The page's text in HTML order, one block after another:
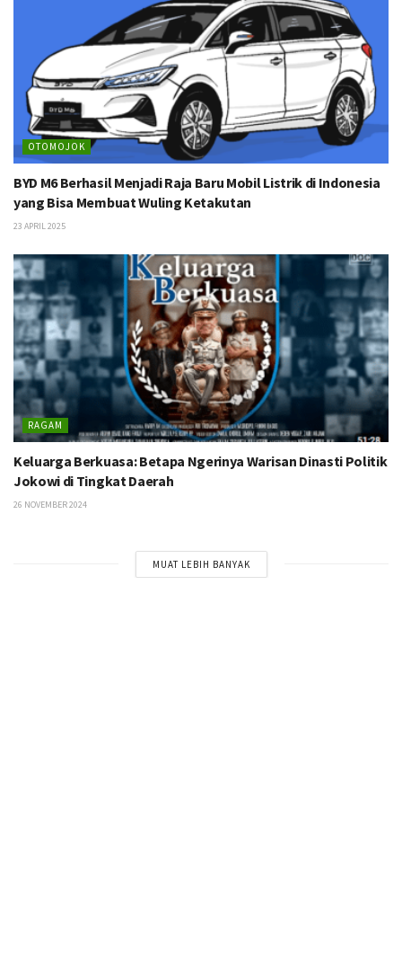
OTOMOJOK
BYD M6 Berhasil Menjadi Raja Baru Mobil Listrik di Indonesia
yang Bisa Membuat Wuling Ketakutan
23 APRIL 2025
RAGAM
Keluarga Berkuasa: Betapa Ngerinya Warisan Dinasti Politik
Jokowi di Tingkat Daerah
26 NOVEMBER 2024
MUAT LEBIH BANYAK